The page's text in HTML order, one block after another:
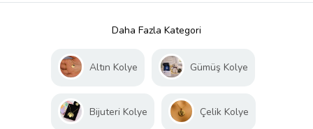
Daha Fazla Kategori
Altın Kolye Gümüş Kolye
Bijuteri Kolye Çelik Kolye